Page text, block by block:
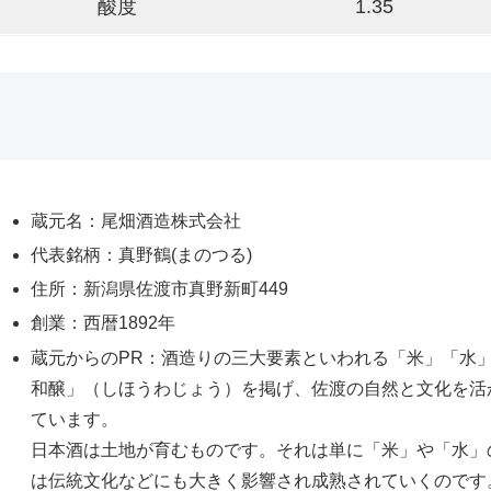
酸度 1.35
蔵元名：尾畑酒造株式会社
代表銘柄：真野鶴(まのつる)
住所：新潟県佐渡市真野新町449
創業：西暦1892年
蔵元からのPR：酒造りの三大要素といわれる「米」「水
和醸」（しほうわじょう）を掲げ、佐渡の自然と文化を
ています。
日本酒は土地が育むものです。それは単に「米」や「水
は伝統文化などにも大きく影響され成熟されていくので